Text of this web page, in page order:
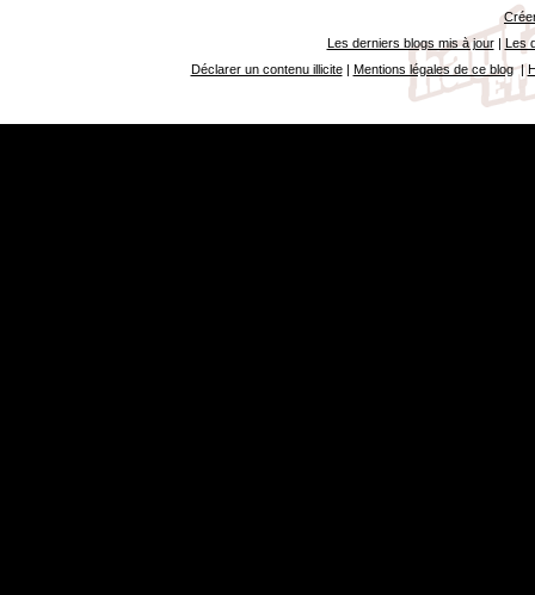
Les derniers blogs mis à jour| Les
Déclarer un contenu illicite| Mentions légales de ce blog|